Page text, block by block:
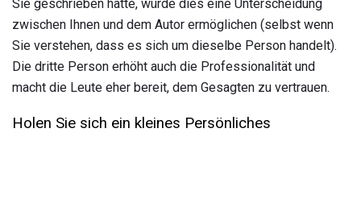
Sie geschrieben hätte, würde dies eine Unterscheidung
zwischen Ihnen und dem Autor ermöglichen (selbst wenn
Sie verstehen, dass es sich um dieselbe Person handelt).
Die dritte Person erhöht auch die Professionalität und
macht die Leute eher bereit, dem Gesagten zu vertrauen.
Holen Sie sich ein kleines Persönliches